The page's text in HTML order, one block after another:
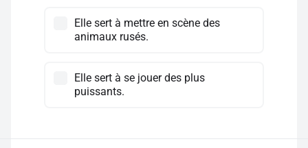
Elle sert à mettre en scène des
animaux rusés.
Elle sert à se jouer des plus
puissants.